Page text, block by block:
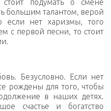
стоит подумать о смене
большим талантом, верой
если нет харизмы, того
с первой песни, то стоит
Безусловно. Если нет
рождены для того, чтобы
в наших детях.
счастье и богатство